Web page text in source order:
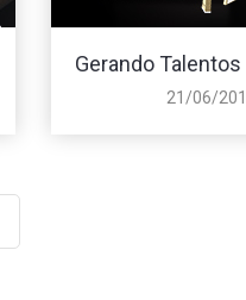
Gerando
21/06/